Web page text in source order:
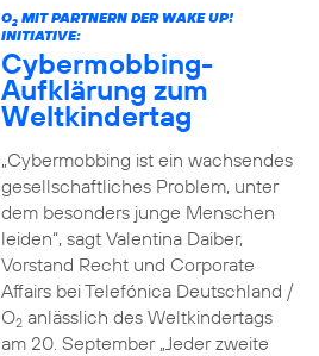
O2MIT PARTNERN DER WAKE UP!
INITIATIVE:
Cybermobbing-
Aufklärung zum
Weltkindertag
„Cybermobbing ist ein wachsendes
gesellschaftliches Problem, unter
dem besonders junge Menschen
leiden“, sagt Valentina Daiber,
Vorstand Recht und Corporate
Affairs bei Telefónica Deutschland /
O2anlässlich des Weltkindertags
am 20. September „Jeder zweite